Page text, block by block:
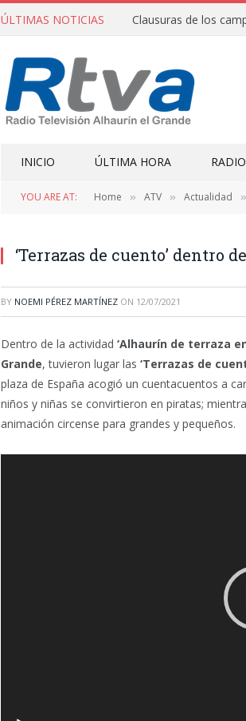
ÚLTIMAS NOTICIAS
INICIO ÚLTIMA HORA RADIO
YOU ARE AT: Home » ATV » Actualidad »
‘Terrazas de cuento’ dentro
BY NOEMI PÉREZ MARTÍNEZ ON 12/07/2021
Dentro de la actividad ‘Alhaurín de terraza
Grande, tuvieron lugar las ‘Terrazas de
plaza de España acogió un cuentacuentos a
niños y niñas se convirtieron en piratas;
animación circense para grandes y pequeños.